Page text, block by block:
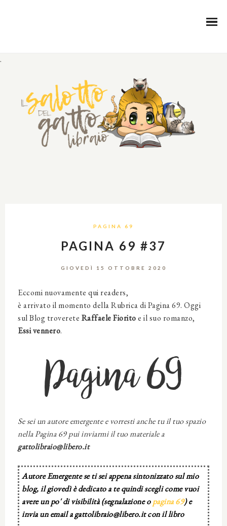
.
PAGINA 69
PAGINA 69 #37
GIOVEDÌ 15 OTTOBRE 2020
Eccomi nuovamente qui readers,
è arrivato il momento della Rubrica di Pagina 69. Oggi
sul Blog troverete Raffaele Fioritoe il suo romanzo,
Essi vennero.
Pagina 69
Se sei un autore emergente e vorresti anche tu il tuo spazio
nella Pagina 69 pui inviarmi il tuo materiale a
gattolibraio@libero.it
Autore Emergente se ti sei appena sintonizzato sul mio
blog, il giovedì è dedicato a te quindi scegli come vuoi
avere un po' di visibilità (segnalazione opagina 69) e
invia un email a gattolibraio@libero.it con il libro